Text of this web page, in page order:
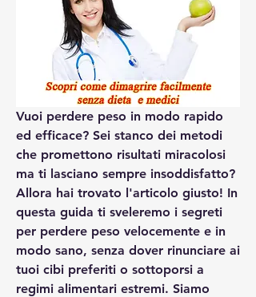
Vuoi perdere peso in modo rapido
ed efficace? Sei stanco dei metodi
che promettono risultati miracolosi
ma ti lasciano sempre insoddisfatto?
Allora hai trovato l'articolo giusto! In
questa guida ti sveleremo i segreti
per perdere peso velocemente e in
modo sano, senza dover rinunciare ai
tuoi cibi preferiti o sottoporsi a
regimi alimentari estremi. Siamo